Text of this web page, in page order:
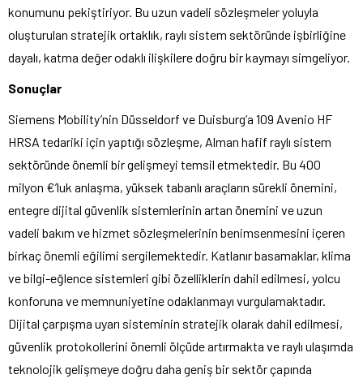
konumunu pekiştiriyor. Bu uzun vadeli sözleşmeler yoluyla
oluşturulan stratejik ortaklık, raylı sistem sektöründe işbirliğine
dayalı, katma değer odaklı ilişkilere doğru bir kaymayı simgeliyor.
Sonuçlar
Siemens Mobility’nin Düsseldorf ve Duisburg’a 109 Avenio HF
HRSA tedariki için yaptığı sözleşme, Alman hafif raylı sistem
sektöründe önemli bir gelişmeyi temsil etmektedir. Bu 400
milyon €’luk anlaşma, yüksek tabanlı araçların sürekli önemini,
entegre dijital güvenlik sistemlerinin artan önemini ve uzun
vadeli bakım ve hizmet sözleşmelerinin benimsenmesini içeren
birkaç önemli eğilimi sergilemektedir. Katlanır basamaklar, klima
ve bilgi-eğlence sistemleri gibi özelliklerin dahil edilmesi, yolcu
konforuna ve memnuniyetine odaklanmayı vurgulamaktadır.
Dijital çarpışma uyarı sisteminin stratejik olarak dahil edilmesi,
güvenlik protokollerini önemli ölçüde artırmakta ve raylı ulaşımda
teknolojik gelişmeye doğru daha geniş bir sektör çapında